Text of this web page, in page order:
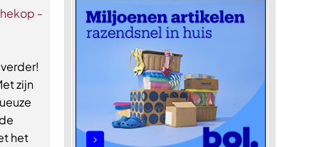
-
zijn
het